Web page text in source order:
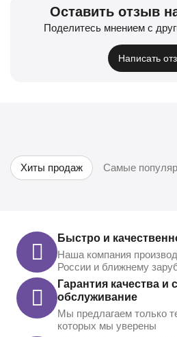
Оставить отзыв
Поделитесь мнением с
Написать
Хиты продаж Самые
Быстро и
Наша компания
России и ближнему
Гарантия качества и
обслуживание
Мы предлагаем только
которых мы уверены